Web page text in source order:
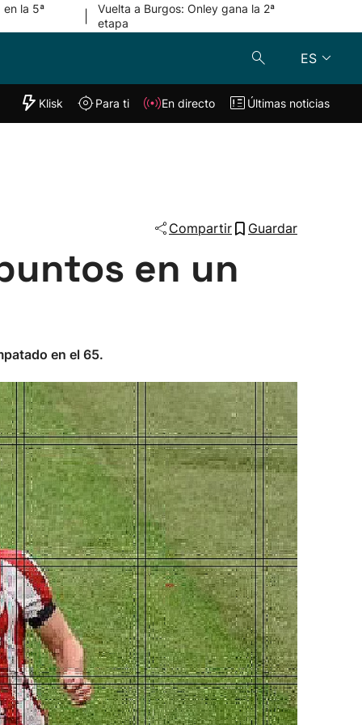
la 5ª
Vuelta a Burgos: Onley gana la 2ª
etapa
ES
"Helmuga"
Klisk En directo
Klisk Para ti En directo Últimas noticias
Compartir Guardar
en un
en el 65.